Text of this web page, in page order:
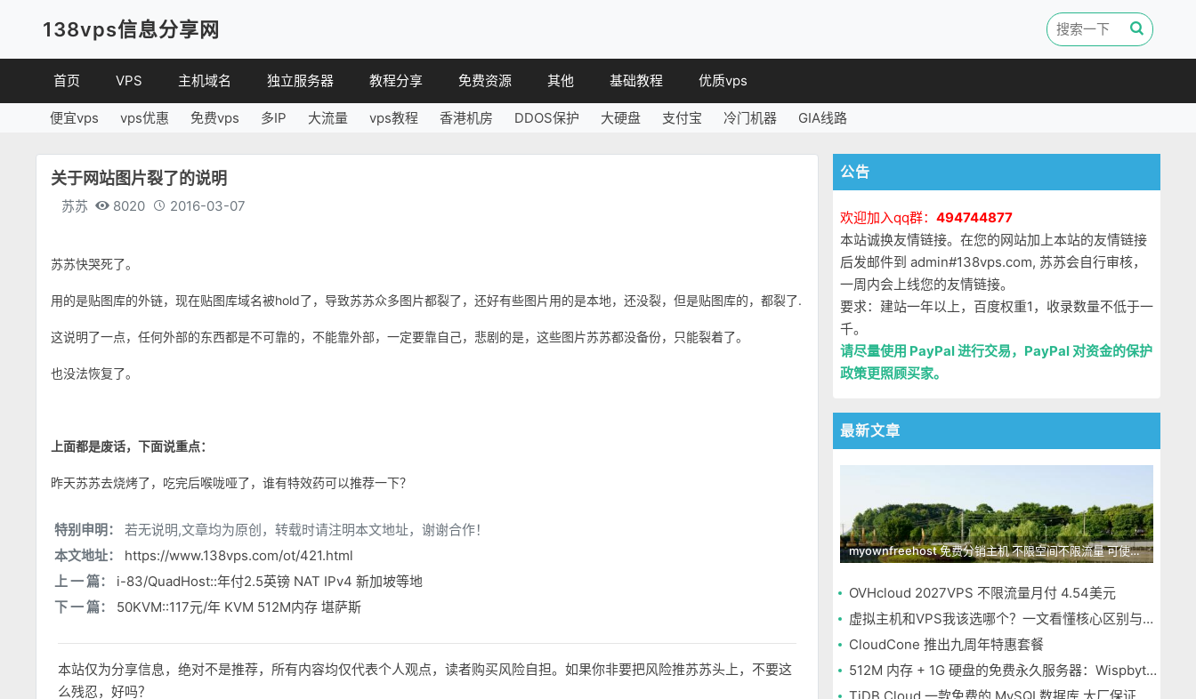
138vps信息分享网
首页 VPS
VPS优惠
VPS评测
主机域名
域名
独立服务器 教程分享
VPS教程
免费资源
免费空间
其他
简讯
基础教程 优质vps
便宜vps vps优惠 免费vps 多IP 大流量 vps教程 香港机房 DDOS保护 大硬盘 支付宝 冷门机器 GIA线路
关于网站图片裂了的说明
苏苏 8020 2016-03-07
苏苏快哭死了。
用的是贴图库的外链，现在贴图库域名被hold了，导致苏苏众多图片都裂了，还好有些图片用的是本地，还没裂，但是贴图库的，都裂了.
这说明了一点，任何外部的东西都是不可靠的，不能靠外部，一定要靠自己，悲剧的是，这些图片苏苏都没备份，只能裂着了。
也没法恢复了。
上面都是废话，下面说重点：
昨天苏苏去烧烤了，吃完后喉咙哑了，谁有特效药可以推荐一下？
特别申明：
若无说明,文章均为原创，转载时请注明本文地址，谢谢合作！
本文地址：
https://www.138vps.com/ot/421.html
上 一 篇：
i-83/QuadHost::年付2.5英镑 NAT IPv4 新加坡等地
下 一 篇：
50KVM::117元/年 KVM 512M内存 堪萨斯
本站仅为分享信息，绝对不是推荐，所有内容均仅代表个人观点，读者购买风险自担。如果你非要把风险推苏苏头上，不要这
么残忍，好吗？
公告
欢迎加入qq群： 494744877
本站诚换友情链接。在您的网站加上本站的友情链接
后发邮件到 admin#138vps.com, 苏苏会自行审核，
一周内会上线您的友情链接。
要求：建站一年以上，百度权重1，收录数量不低于一
千。
请尽量使用 PayPal 进行交易，PayPal 对资金的保护
政策更照顾买家。
最新文章
myownfreehost 免费分销主机 不限空间不限流量 可使用免费域名申请
OVHcloud 2027VPS 不限流量月付 4.54美元
虚拟主机和VPS我该选哪个？一文看懂核心区别与选择指南
CloudCone 推出九周年特惠套餐
512M 内存 + 1G 硬盘的免费永久服务器：Wispbyte 上手